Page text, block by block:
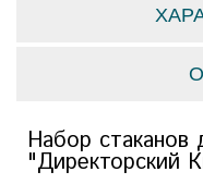
Набор
"Директорский